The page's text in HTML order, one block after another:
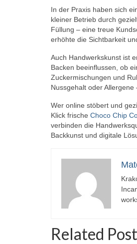
In der Praxis haben sich
kleiner Betrieb durch
Füllung – eine treue
erhöhte die Sichtbarkeit
Auch Handwerkskunst ist
Backen beeinflussen, ob
Zuckermischungen und
Nussgehalt oder Allergene
Wer online stöbert und
Klick frische Choco Chip
verbinden die
Backkunst und digitale
Related